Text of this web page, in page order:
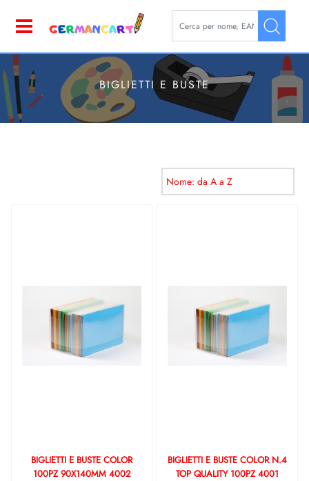
La modifica di un filtro
BIGLIETTI E BUSTE
BIGLIETTI E BUSTE COLOR
100PZ 90X140MM 4002
BIGLIETTI E BUSTE COLOR N.4
TOP QUALITY 100PZ 4001